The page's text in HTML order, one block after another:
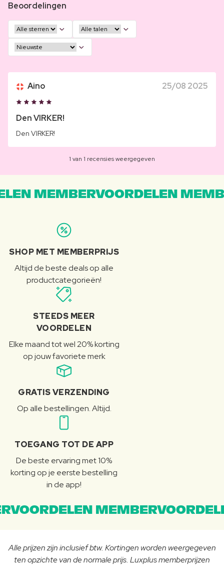
Beoordelingen
Aino 25/08 2025
Den VIRKER!
Den VIRKER!
1 van 1 recensies weergegeven
MEMBERVOORDELEN
SHOP MET MEMBERPRIJS
Altijd de beste deals op alle
productcategorieën!
STEEDS MEER
VOORDELEN
Elke maand tot wel 20% korting
op jouw favoriete merk
GRATIS VERZENDING
Op alle bestellingen. Altijd.
TOEGANG TOT DE APP
De beste ervaring met 10%
korting op je eerste bestelling
in de app!
Alle prijzen zijn inclusief btw. Kortingen worden weergegeven
ten opzichte van de normale prijs. Luxplus memberprijzen